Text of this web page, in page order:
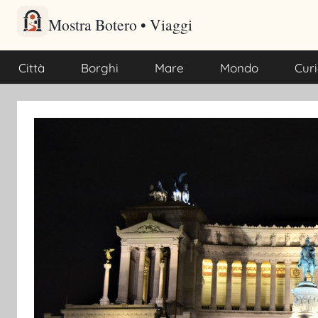
Salta
contenuto
Mostra Botero –
Viaggi culturali e itinerari turistici per gli amanti dei viaggi
Città Borghi Mare Mondo